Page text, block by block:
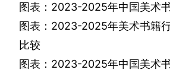
图表： 2023-2025年中国美术
图表： 2023-2025年美术书籍
比较
图表： 2023-2025年中国美术